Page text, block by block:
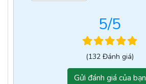
5/5
(132 Đánh giá)
Gửi đánh giá của bạn